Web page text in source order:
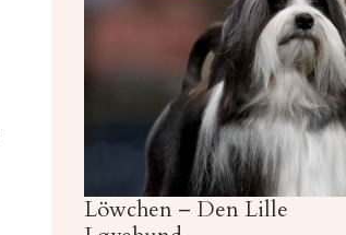
Löwchen – Den Lille